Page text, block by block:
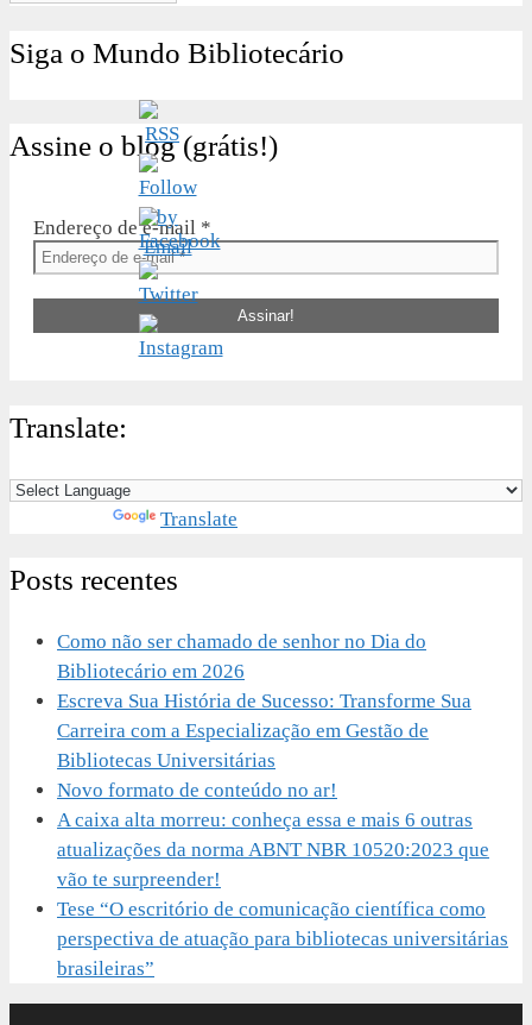
Siga o Mundo Bibliotecário
Assine o blog (grátis!)
Endereço de e-mail *
Translate:
Translate
Posts recentes
Como não ser chamado de senhor no Dia do
Bibliotecário em 2026
Escreva Sua História de Sucesso: Transforme Sua
Carreira com a Especialização em Gestão de
Bibliotecas Universitárias
Novo formato de conteúdo no ar!
A caixa alta morreu: conheça essa e mais 6 outras
atualizações da norma ABNT NBR 10520:2023 que
vão te surpreender!
Tese “O escritório de comunicação científica como
perspectiva de atuação para bibliotecas universitárias
brasileiras”